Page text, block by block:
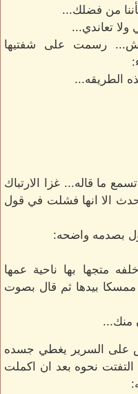
من فضلك...
تعاندي...
رسمت على شفتيها
الطريقه...
ما قاله... غزا الارتباك
الا انها فشلت في قول
بصدمه واضحه:
متجها بها ناحية عمها
ممسكا بيدها ثم قال بصوت
منك...
على السرير يغطي جسده
التفتت نحوه بعد ان اكملت